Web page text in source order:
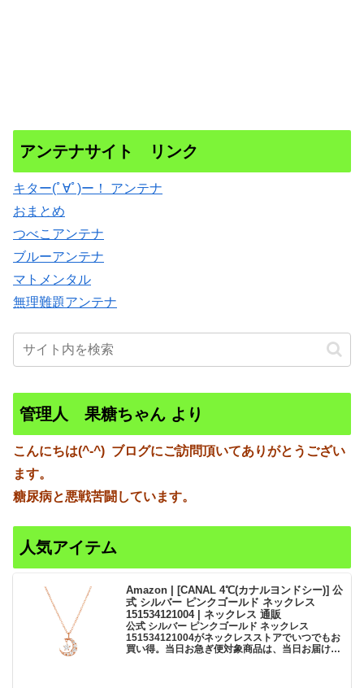
アンテナサイト リンク
キター(ﾟ∀ﾟ)ー！ アンテナ
おまとめ
つべこアンテナ
ブルーアンテナ
マトメンタル
無理難題アンテナ
管理人 果糖ちゃん より
こんにちは(^-^) ブログにご訪問頂いてありがとうござい
ます。
糖尿病と悪戦苦闘しています。
人気アイテム
Amazon | [CANAL 4℃(カナルヨンドシー)] 公
式 シルバー ピンクゴールド ネックレス
151534121004 | ネックレス 通販
公式 シルバー ピンクゴールド ネックレス
151534121004がネックレスストアでいつでもお
買い得。当日お急ぎ便対象商品は、当日お届け可